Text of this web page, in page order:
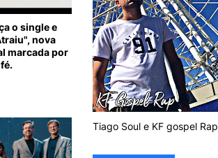
o single e
nova
marcada por
Tiago Soul e KF gospel Rap